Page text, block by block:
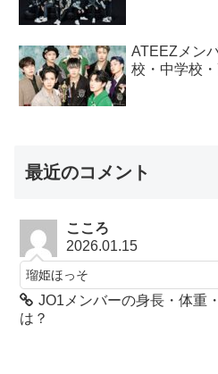
ATEEZメン
校・中学校
最近のコメント
こころ
2026.01.15
瑠姫ほっそ
JO1メンバーの身長・体重
は？